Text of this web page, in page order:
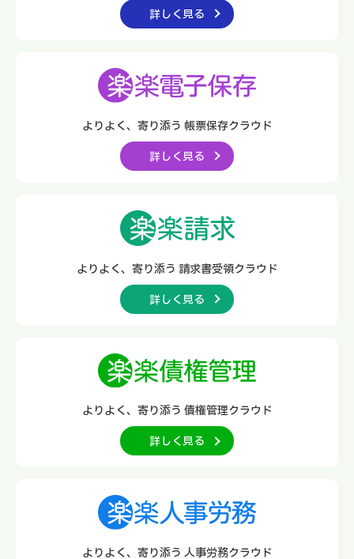
詳しく見る
よりよく、寄り添う 帳票保存クラウド
詳しく見る
よりよく、寄り添う 請求書受領クラウド
詳しく見る
よりよく、寄り添う 債権管理クラウド
詳しく見る
よりよく、寄り添う 人事労務クラウド